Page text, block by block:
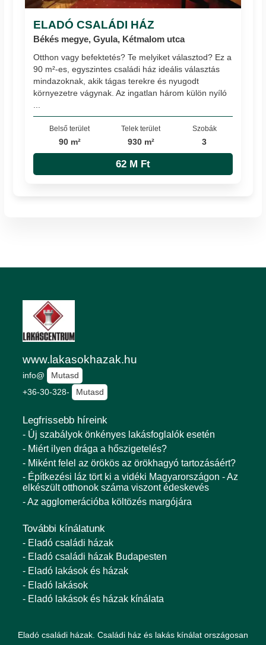
ELADÓ CSALÁDI HÁZ
Békés megye, Gyula, Kétmalom utca
Otthon vagy befektetés? Te melyiket választod? Ez a
90 m²-es, egyszintes családi ház ideális választás
mindazoknak, akik tágas terekre és nyugodt
környezetre vágynak. Az ingatlan három külön nyíló
Belső terület
90 m²
Telek terület
930 m²
Szobák
3
62 M Ft
www.lakasokhazak.hu
info@
Mutasd
+36-30-328-
Mutasd
Legfrissebb híreink
- Új szabályok önkényes lakásfoglalók esetén
- Miért ilyen drága a hőszigetelés?
- Miként felel az örökös az örökhagyó tartozásáért?
- Építkezési láz tört ki a vidéki Magyarországon - Az
elkészült otthonok száma viszont édeskevés
- Az agglomerációba költözés margójára
További kínálatunk
- Eladó családi házak
- Eladó családi házak Budapesten
- Eladó lakások és házak
- Eladó lakások
- Eladó lakások és házak kínálata
Eladó családi házak. Családi ház és lakás kínálat országosan